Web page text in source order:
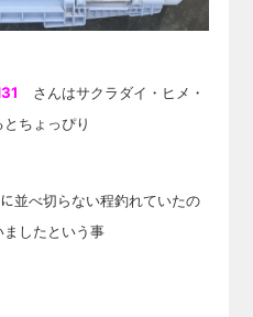
さんはサクラダイ・ヒメ・
ちょっぴり
並べ切らない程釣れていたの
したという事